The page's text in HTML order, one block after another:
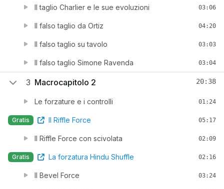
Il taglio Charlier e le sue evoluzioni 03:06
Il falso taglio da Ortiz 04:20
Il falso taglio su tavolo 03:03
Il falso taglio Simone Ravenda 03:04
3 Macrocapitolo 2 20:38
Le forzature e i controlli 01:24
Gratis Il Riffle Force 05:17
Il Riffle Force con scivolata 02:09
Gratis La forzatura Hindu Shuffle 02:16
Il Bevel Force 03:24